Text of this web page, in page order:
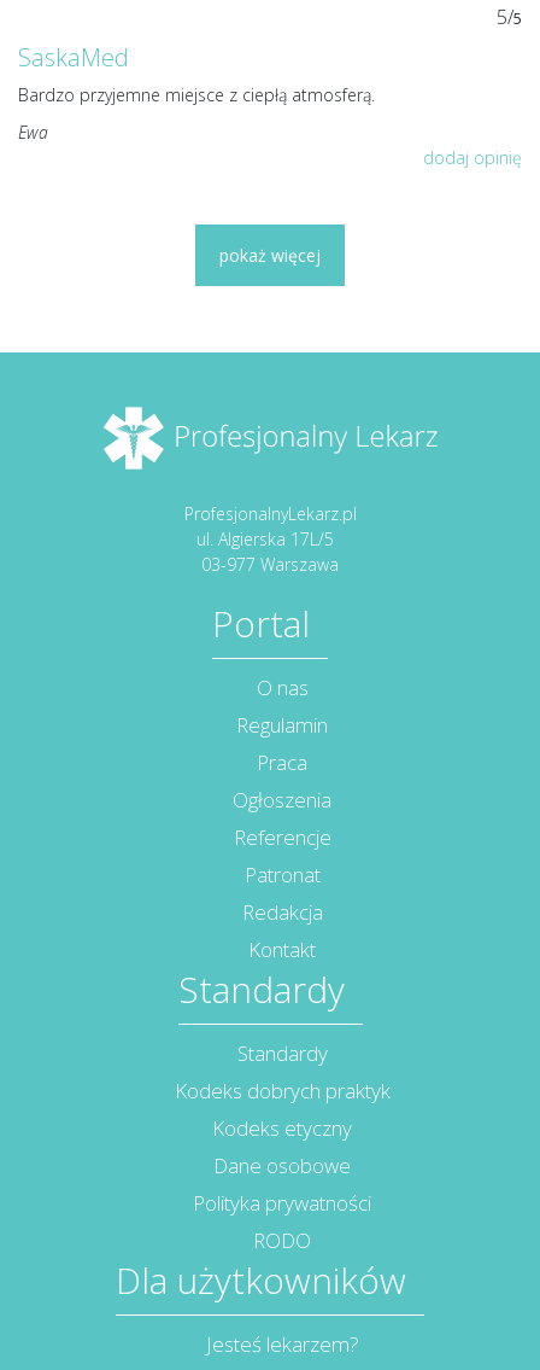
5/5
SaskaMed
Bardzo przyjemne miejsce z ciepłą atmosferą.
Ewa
dodaj opinię
pokaż więcej
ProfesjonalnyLekarz.pl
ul. Algierska 17L/5
03-977 Warszawa
Portal
O nas
Regulamin
Praca
Ogłoszenia
Referencje
Patronat
Redakcja
Kontakt
Standardy
Standardy
Kodeks dobrych praktyk
Kodeks etyczny
Dane osobowe
Polityka prywatności
RODO
Dla użytkowników
Jesteś lekarzem?